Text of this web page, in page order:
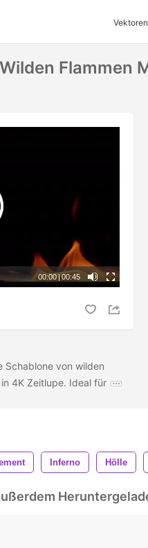
Vektoren
Flammen
00:00|00:45
Schablone von wilden
4K Zeitlupe. Ideal für
Inferno Hölle